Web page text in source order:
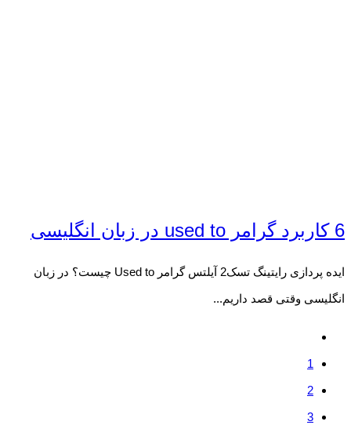
6 کاربرد گرامر used to در زبان انگلیسی
ایده پردازی رایتینگ تسک2 آیلتس گرامر Used to چیست؟ در زبان
انگلیسی وقتی قصد داریم...
1
2
3